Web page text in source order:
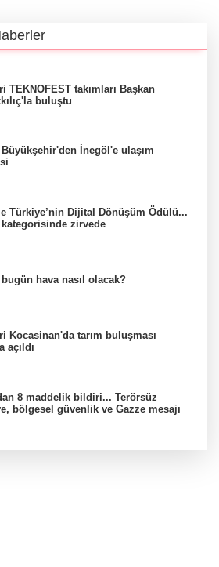
TEKNOFEST takımları Başkan
buluştu
Büyükşehir'den İnegöl'e ulaşım
Türkiye’nin Dijital Dönüşüm Ödülü...
kategorisinde zirvede
hava nasıl olacak?
Kocasinan'da tarım buluşması
açıldı
8 maddelik bildiri... Terörsüz
bölgesel güvenlik ve Gazze mesajı